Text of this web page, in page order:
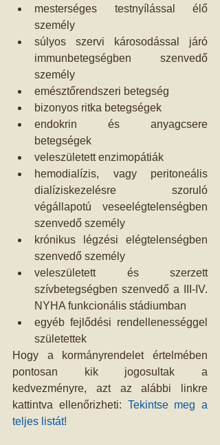
mesterséges testnyílással élő
személy
súlyos szervi károsodással járó
immunbetegségben szenvedő
személy
emésztőrendszeri betegség
bizonyos ritka betegségek
endokrin és anyagcsere
betegségek
veleszületett enzimopátiák
hemodialízis, vagy peritoneális
dialíziskezelésre szoruló
végállapotú veseelégtelenségben
szenvedő személy
krónikus légzési elégtelenségben
szenvedő személy
veleszületett és szerzett
szívbetegségben szenvedő a III-IV.
NYHA funkcionális stádiumban
egyéb fejlődési rendellenességgel
születettek
Hogy a kormányrendelet értelmében
pontosan kik jogosultak a
kedvezményre, azt az alábbi linkre
kattintva ellenőrizheti: Tekintse meg a
teljes listát!